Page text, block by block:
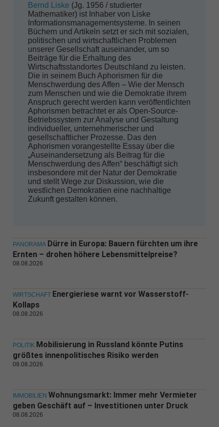
Bernd Liske (Jg. 1956 / studierter
Mathematiker) ist Inhaber von Liske
Informationsmanagementsysteme. In seinen
Büchern und Artikeln setzt er sich mit sozialen,
politischen und wirtschaftlichen Problemen
unserer Gesellschaft auseinander, um so
Beiträge für die Erhaltung des
Wirtschaftsstandortes Deutschland zu leisten.
Die in seinem Buch Aphorismen für die
Menschwerdung des Affen – Wie der Mensch
zum Menschen und wie die Demokratie ihrem
Anspruch gerecht werden kann veröffentlichten
Aphorismen betrachtet er als Open-Source-
Betriebssystem zur Analyse und Gestaltung
individueller, unternehmerischer und
gesellschaftlicher Prozesse. Das den
Aphorismen vorangestellte Essay über die
„Auseinandersetzung als Beitrag für die
Menschwerdung des Affen“ beschäftigt sich
insbesondere mit der Natur der Demokratie
und stellt Wege zur Diskussion, wie die
westlichen Demokratien eine nachhaltige
Zukunft gestalten können.
PANORAMA Dürre in Europa: Bauern fürchten um ihre
Ernten – drohen höhere Lebensmittelpreise?
08.08.2026
WIRTSCHAFT Energieriese warnt vor Wasserstoff-
Kollaps
08.08.2026
POLITIK Mobilisierung in Russland könnte Putins
größtes innenpolitisches Risiko werden
08.08.2026
IMMOBILIEN Wohnungsmarkt: Immer mehr Vermieter
geben Geschäft auf – Investitionen unter Druck
08.08.2026